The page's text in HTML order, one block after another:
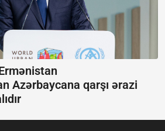
Azərbaycana qarşı ərazi